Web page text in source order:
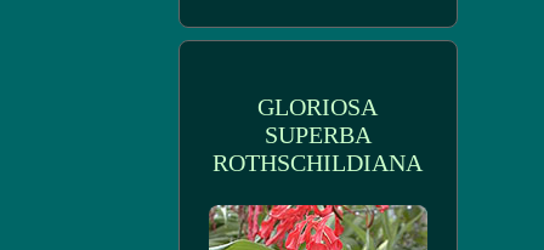
GLORIOSA
SUPERBA
ROTHSCHILDIANA